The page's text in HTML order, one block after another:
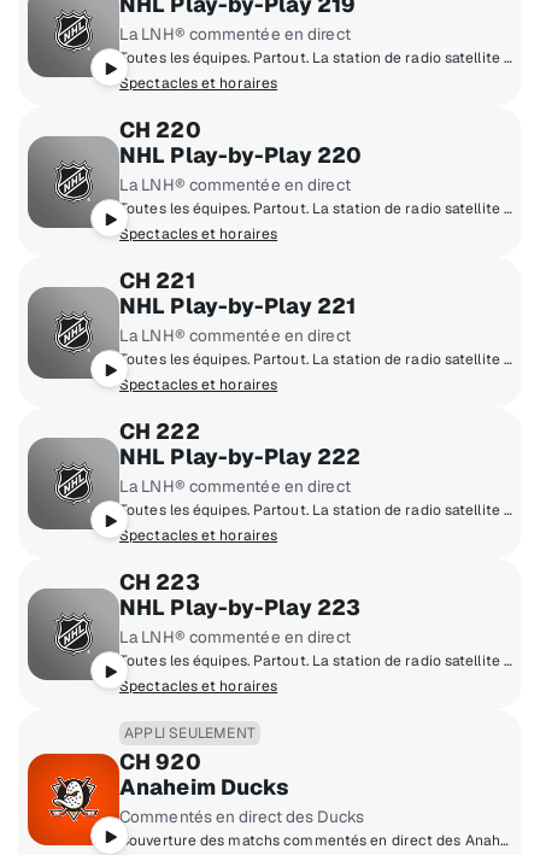
La LNH® commentée en direct
Toutes les équipes. Partout. La station de radio satellite domicile de la LNH®.
Spectacles et horaires
CH 220
NHL Play-by-Play 220
La LNH® commentée en direct
Toutes les équipes. Partout. La station de radio satellite domicile de la LNH®.
Spectacles et horaires
CH 221
NHL Play-by-Play 221
La LNH® commentée en direct
Toutes les équipes. Partout. La station de radio satellite domicile de la LNH®.
Spectacles et horaires
CH 222
NHL Play-by-Play 222
La LNH® commentée en direct
Toutes les équipes. Partout. La station de radio satellite domicile de la LNH®.
Spectacles et horaires
CH 223
NHL Play-by-Play 223
La LNH® commentée en direct
Toutes les équipes. Partout. La station de radio satellite domicile de la LNH®.
Spectacles et horaires
APPLI SEULEMENT
CH 920
Anaheim Ducks
Commentés en direct des Ducks
Couverture des matchs commentés en direct des Anaheim Ducks à domicile.